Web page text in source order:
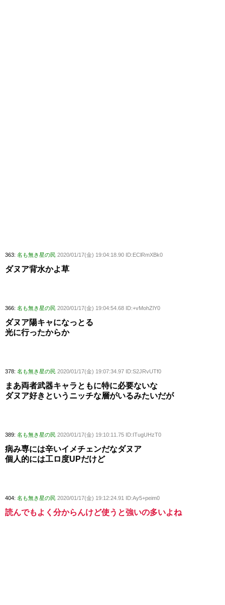
363: 名も無き星の民 2020/01/17(金) 19:04:18.90 ID:EClRmXBk0
ダヌア背水かよ草
366: 名も無き星の民 2020/01/17(金) 19:04:54.68 ID:+vMohZlY0
ダヌア陽キャになっとる
光に行ったからか
378: 名も無き星の民 2020/01/17(金) 19:07:34.97 ID:S2JRvUTf0
まあ両者武器キャラともに特に必要ないな
ダヌア好きというニッチな層がいるみたいだが
389: 名も無き星の民 2020/01/17(金) 19:10:11.75 ID:ITugUHzT0
病み専には辛いイメチェンだなダヌア
個人的には工ロ度UPだけど
404: 名も無き星の民 2020/01/17(金) 19:12:24.91 ID:Ay5+peim0
読んでもよく分からんけど使うと強いの多いよね